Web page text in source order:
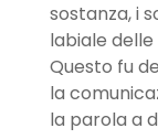
sostanza, i
labiale
Questo fu
la
la parola a